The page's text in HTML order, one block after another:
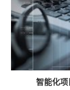
智能化